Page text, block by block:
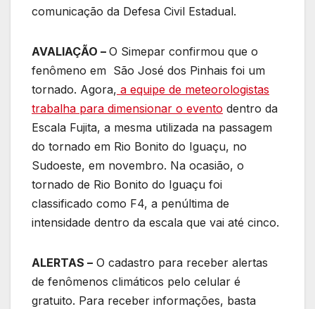
comunicação da Defesa Civil Estadual.
AVALIAÇÃO – O Simepar confirmou que o
fenômeno em São José dos Pinhais foi um
tornado. Agora, a equipe de meteorologistas
trabalha para dimensionar o evento dentro da
Escala Fujita, a mesma utilizada na passagem
do tornado em Rio Bonito do Iguaçu, no
Sudoeste, em novembro. Na ocasião, o
tornado de Rio Bonito do Iguaçu foi
classificado como F4, a penúltima de
intensidade dentro da escala que vai até cinco.
ALERTAS – O cadastro para receber alertas
de fenômenos climáticos pelo celular é
gratuito. Para receber informações, basta